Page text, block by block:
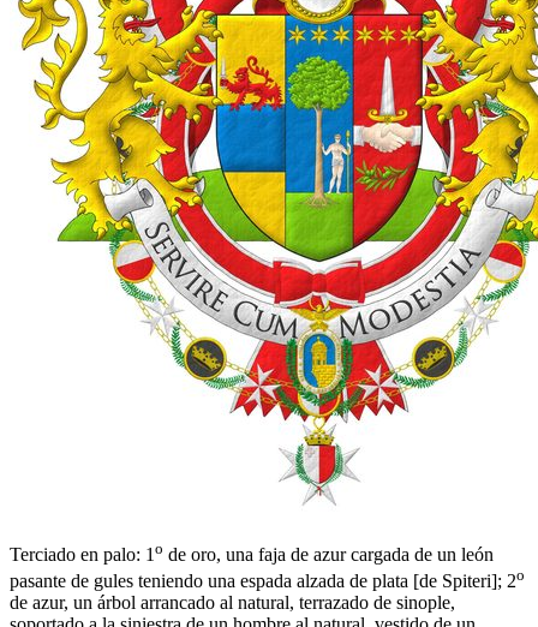
Terciado en palo: 1 o de oro, una faja de azur cargada de un león
pasante de gules teniendo una espada alzada de plata [de Spiteri]; 2o
de azur, un árbol arrancado al natural, terrazado de sinople,